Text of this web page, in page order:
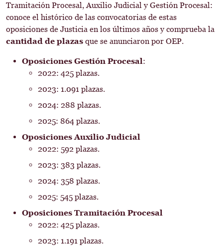
Tramitación Procesal, Auxilio Judicial y Gestión Procesal:
conoce el histórico de las convocatorias de estas
oposiciones de Justicia en los últimos años y comprueba la
cantidad de plazas que se anunciaron por OEP.
Oposiciones Gestión Procesal:
2022: 425 plazas.
2023: 1.091 plazas.
2024: 288 plazas.
2025: 864 plazas.
Oposiciones Auxilio Judicial
2022: 592 plazas.
2023: 383 plazas.
2024: 358 plazas.
2025: 545 plazas.
Oposiciones Tramitación Procesal
2022: 425 plazas.
2023: 1.191 plazas.